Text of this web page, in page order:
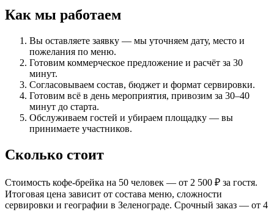
Как мы работаем
Вы оставляете заявку — мы уточняем дату, место и
пожелания по меню.
Готовим коммерческое предложение и расчёт за 30
минут.
Согласовываем состав, бюджет и формат сервировки.
Готовим всё в день мероприятия, привозим за 30–40
минут до старта.
Обслуживаем гостей и убираем площадку — вы
принимаете участников.
Сколько стоит
Стоимость кофе-брейка на 50 человек — от 2 500 ₽ за гостя.
Итоговая цена зависит от состава меню, сложности
сервировки и географии в Зеленограде. Срочный заказ — от 4